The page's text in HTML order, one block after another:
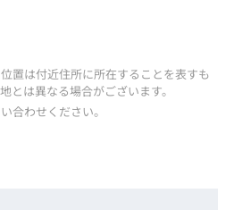
置は付近住所に所在することを表すも
とは異なる場合がございます。
合わせください。